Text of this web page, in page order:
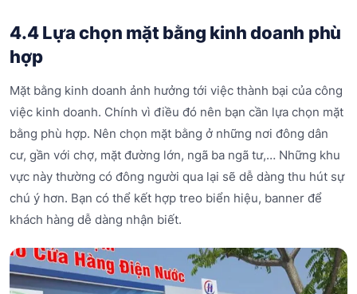
4.4 Lựa chọn mặt bằng kinh doanh phù
hợp
Mặt bằng kinh doanh ảnh hưởng tới việc thành bại của công
việc kinh doanh. Chính vì điều đó nên bạn cần lựa chọn mặt
bằng phù hợp. Nên chọn mặt bằng ở những nơi đông dân
cư, gần với chợ, mặt đường lớn, ngã ba ngã tư,… Những khu
vực này thường có đông người qua lại sẽ dễ dàng thu hút sự
chú ý hơn. Bạn có thể kết hợp treo biển hiệu, banner để
khách hàng dễ dàng nhận biết.